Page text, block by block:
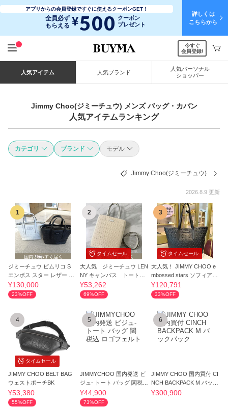
アプリからの会員登録ですぐに使えるクーポンGET！
全員必ず
もらえる ¥500 クーポン
プレゼント
詳しくは
こちらから
今すぐ
会員登録!
人気アイテム 人気ブランド
人気パーソナル
ショッパー
Jimmy Choo(ジミーチュウ) メンズ バッグ・カバン
人気アイテムランキング
カテゴリ ブランド モデル
Jimmy Choo(ジミーチュウ)
2026.8.9 更新
1
ジミーチュウ ピムリコ S
エンボス スター レザー ト
ートバッグ
¥130,000
23%OFF
タイムセール
2
大人気 ジミーチュウ LEN
NY キャンバス トートバ
ッグ 星
¥53,262
69%OFF
タイムセール
3
大人気！ JIMMY CHOO e
mbossed stars ソフィアト
ート M
¥120,791
33%OFF
タイムセール
4
JIMMY CHOO BELT BAG
ウェストポーチBK
¥53,380
55%OFF
5
JIMMYCHOO 国内発送 ビ
ジュ- トート バッグ 関税込
ロゴフェルト
¥44,900
73%OFF
6
JIMMY CHOO 国内買付 CI
NCH BACKPACK M バック
パック
¥300,900